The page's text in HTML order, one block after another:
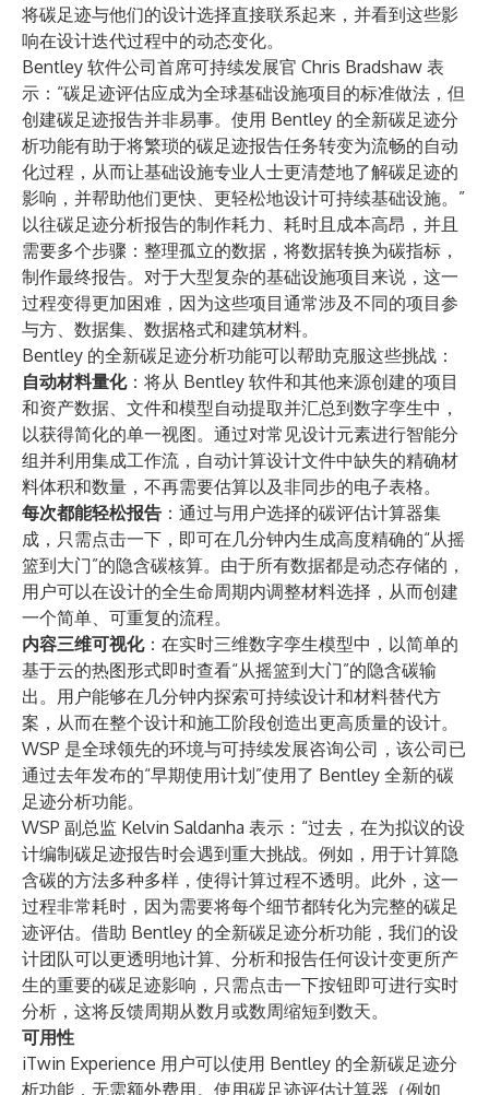
将碳足迹与他们的设计选择直接联系起来，并看到这些影
响在设计迭代过程中的动态变化。
Bentley 软件公司首席可持续发展官 Chris Bradshaw 表
示：“碳足迹评估应成为全球基础设施项目的标准做法，但
创建碳足迹报告并非易事。使用 Bentley 的全新碳足迹分
析功能有助于将繁琐的碳足迹报告任务转变为流畅的自动
化过程，从而让基础设施专业人士更清楚地了解碳足迹的
影响，并帮助他们更快、更轻松地设计可持续基础设施。”
以往碳足迹分析报告的制作耗力、耗时且成本高昂，并且
需要多个步骤：整理孤立的数据，将数据转换为碳指标，
制作最终报告。对于大型复杂的基础设施项目来说，这一
过程变得更加困难，因为这些项目通常涉及不同的项目参
与方、数据集、数据格式和建筑材料。
Bentley 的全新碳足迹分析功能可以帮助克服这些挑战：
自动材料量化：将从 Bentley 软件和其他来源创建的项目
和资产数据、文件和模型自动提取并汇总到数字孪生中，
以获得简化的单一视图。通过对常见设计元素进行智能分
组并利用集成工作流，自动计算设计文件中缺失的精确材
料体积和数量，不再需要估算以及非同步的电子表格。
每次都能轻松报告 ：通过与用户选择的碳评估计算器集
成，只需点击一下，即可在几分钟内生成高度精确的“从摇
篮到大门”的隐含碳核算。由于所有数据都是动态存储的，
用户可以在设计的全生命周期内调整材料选择，从而创建
一个简单、可重复的流程。
内容三维可视化：在实时三维数字孪生模型中，以简单的
基于云的热图形式即时查看“从摇篮到大门”的隐含碳输
出。用户能够在几分钟内探索可持续设计和材料替代方
案，从而在整个设计和施工阶段创造出更高质量的设计。
WSP 是全球领先的环境与可持续发展咨询公司，该公司已
通过去年发布的“早期使用计划”使用了 Bentley 全新的碳
足迹分析功能。
WSP 副总监 Kelvin Saldanha 表示：“过去，在为拟议的设
计编制碳足迹报告时会遇到重大挑战。例如，用于计算隐
含碳的方法多种多样，使得计算过程不透明。此外，这一
过程非常耗时，因为需要将每个细节都转化为完整的碳足
迹评估。借助 Bentley 的全新碳足迹分析功能，我们的设
计团队可以更透明地计算、分析和报告任何设计变更所产
生的重要的碳足迹影响，只需点击一下按钮即可进行实时
分析，这将反馈周期从数月或数周缩短到数天。
可用性
iTwin Experience 用户可以使用 Bentley 的全新碳足迹分
析功能，无需额外费用。使用碳足迹评估计算器（例如